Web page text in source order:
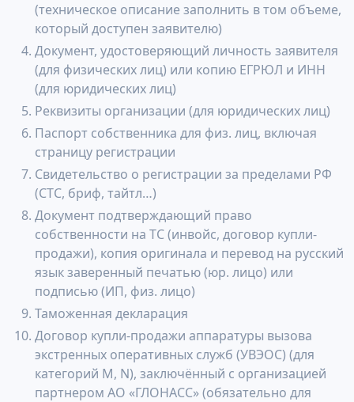
(техническое описание заполнить в том объеме,
который доступен заявителю)
Документ, удостоверяющий личность заявителя
(для физических лиц) или копию ЕГРЮЛ и ИНН
(для юридических лиц)
Реквизиты организации (для юридических лиц)
Паспорт собственника для физ. лиц, включая
страницу регистрации
Свидетельство о регистрации за пределами РФ
(СТС, бриф, тайтл…)
Документ подтверждающий право
собственности на ТС (инвойс, договор купли-
продажи), копия оригинала и перевод на русский
язык заверенный печатью (юр. лицо) или
подписью (ИП, физ. лицо)
Таможенная декларация
Договор купли-продажи аппаратуры вызова
экстренных оперативных служб (УВЭОС) (для
категорий М, N), заключённый с организацией
партнером АО «ГЛОНАСС» (обязательно для